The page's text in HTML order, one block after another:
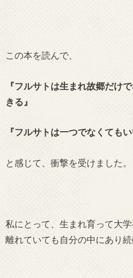
この本を読んで、
『フルサトは生まれ故郷だけ
きる』
『フルサトは一つでなくてもい
と感じて、衝撃を受けました。
私にとって、生まれ育って大
離れていても自分の中にあり続